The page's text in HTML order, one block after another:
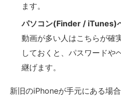
ます。
パソコン(Finder / iTunes)
動画が多い人はこちらが確
しておくと、パスワードや
継げます。
新旧のiPhoneが手元にある場